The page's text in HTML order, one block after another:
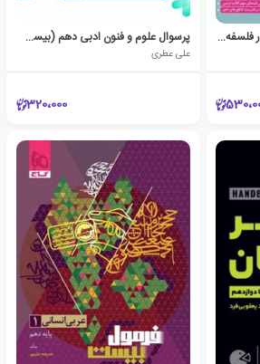
عبارت های درست و نادرست در فلسفه و منطق (موضوعی) پرسوال علوم و فنون ادبی دهم (بیست پک)
علی عطری
320،000